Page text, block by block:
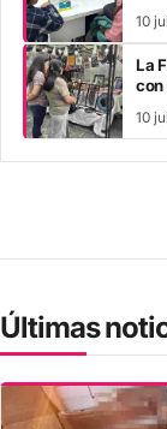
10
La
con
10
Últimas